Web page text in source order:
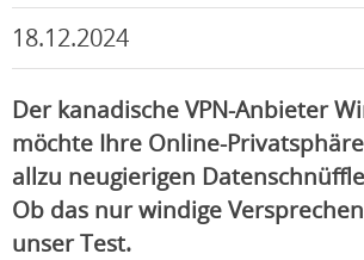
18.12.2024
Der kanadische VPN-Anbieter
möchte Ihre Online-
allzu neugierigen
Ob das nur windige
unser Test.